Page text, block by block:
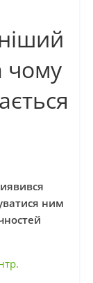
чому
ним